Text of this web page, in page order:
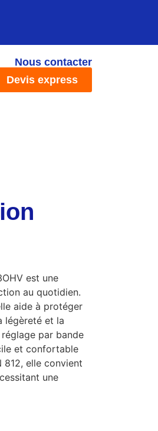
Nous contacter
Devis express
est une
au quotidien.
aide à protéger
légèreté et la
par bande
et confortable
elle convient
une